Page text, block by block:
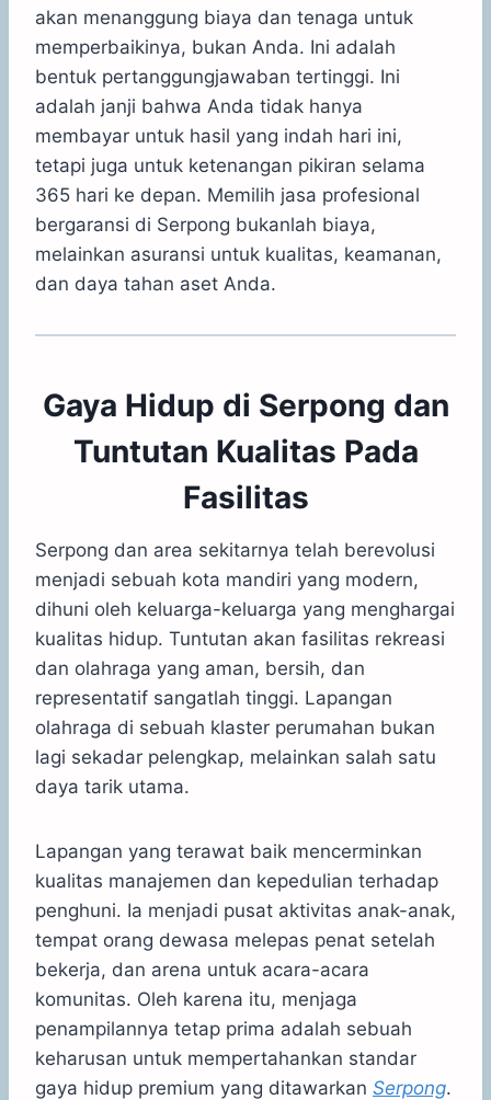
akan menanggung biaya dan tenaga untuk
memperbaikinya, bukan Anda. Ini adalah
bentuk pertanggungjawaban tertinggi. Ini
adalah janji bahwa Anda tidak hanya
membayar untuk hasil yang indah hari ini,
tetapi juga untuk ketenangan pikiran selama
365 hari ke depan. Memilih jasa profesional
bergaransi di Serpong bukanlah biaya,
melainkan asuransi untuk kualitas, keamanan,
dan daya tahan aset Anda.
Gaya Hidup di Serpong dan
Tuntutan Kualitas Pada
Fasilitas
Serpong dan area sekitarnya telah berevolusi
menjadi sebuah kota mandiri yang modern,
dihuni oleh keluarga-keluarga yang menghargai
kualitas hidup. Tuntutan akan fasilitas rekreasi
dan olahraga yang aman, bersih, dan
representatif sangatlah tinggi. Lapangan
olahraga di sebuah klaster perumahan bukan
lagi sekadar pelengkap, melainkan salah satu
daya tarik utama.
Lapangan yang terawat baik mencerminkan
kualitas manajemen dan kepedulian terhadap
penghuni. Ia menjadi pusat aktivitas anak-anak,
tempat orang dewasa melepas penat setelah
bekerja, dan arena untuk acara-acara
komunitas. Oleh karena itu, menjaga
penampilannya tetap prima adalah sebuah
keharusan untuk mempertahankan standar
gaya hidup premium yang ditawarkan Serpong.